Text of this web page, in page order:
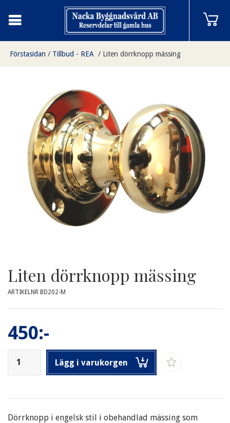
Förstasidan / Tillbud - REA / Liten dörrknopp mässing
Liten dörrknopp mässing
ARTIKELNR BD202-M
450:-
Lägg i varukorgen
Dörrknopp i engelsk stil i obehandlad mässing som